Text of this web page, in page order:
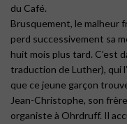
du Café.
Brusquement, le malheur
perd successivement sa
huit mois plus tard. C’est
traduction de Luther), qui
que ce jeune garçon
Jean-Christophe, son
organiste à Ohrdruff. Il